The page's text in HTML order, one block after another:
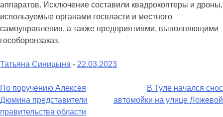
аппаратов. Исключение составили квадрокоптеры и дроны,
используемые органами госвласти и местного
самоуправления, а также предприятиями, выполняющими
гособоронзаказ.
Татьяна Синицына - 22.03.2023
Навигация
по
По поручению Алексея
Дюмина представители
правительства области
В Туле начался снос
автомойки на улице Ложевой